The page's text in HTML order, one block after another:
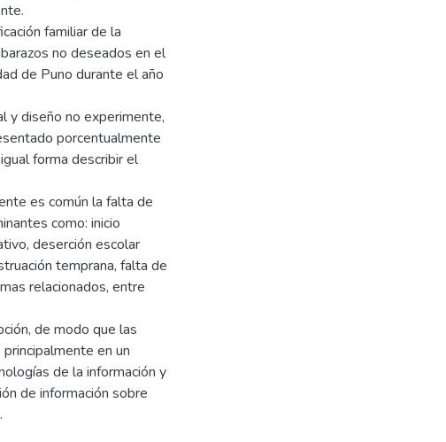
familiar de la
no deseados en el
de Puno durante el año
y diseño no experimente,
porcentualmente
forma describir el
es común la falta de
como: inicio
deserción escolar
temprana, falta de
relacionados, entre
de modo que las
en un
de la información y
de información sobre